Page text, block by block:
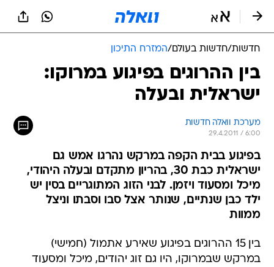
חדשות/חדשות בעולם/המזרח התיכון
בין ההרוגים בפיגוע במרוקו:
ישראלית ובעלה
מערכת וואלה חדשות
29.4.2011 / 6:00
בפיגוע בבית הקפה במרקש נהרגו אמש גם
ישראלית כבת 30, בהריון מתקדם ובעלה היהודי,
מיכל ומסעוד ויזמן. לבני הזוג המתוגריים בסין יש
ילד כבן שנתיים, שנותר אצל סבו וסבתו וניצל
ממוות
בין 15 ההרוגים בפיגוע שאירע אתמול (חמישי)
במרקש שבמרוקו, היו גם זוג יהודים, מיכל ומסעוד